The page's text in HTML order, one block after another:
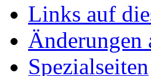
Links auf
Änderungen
Spezialseiten